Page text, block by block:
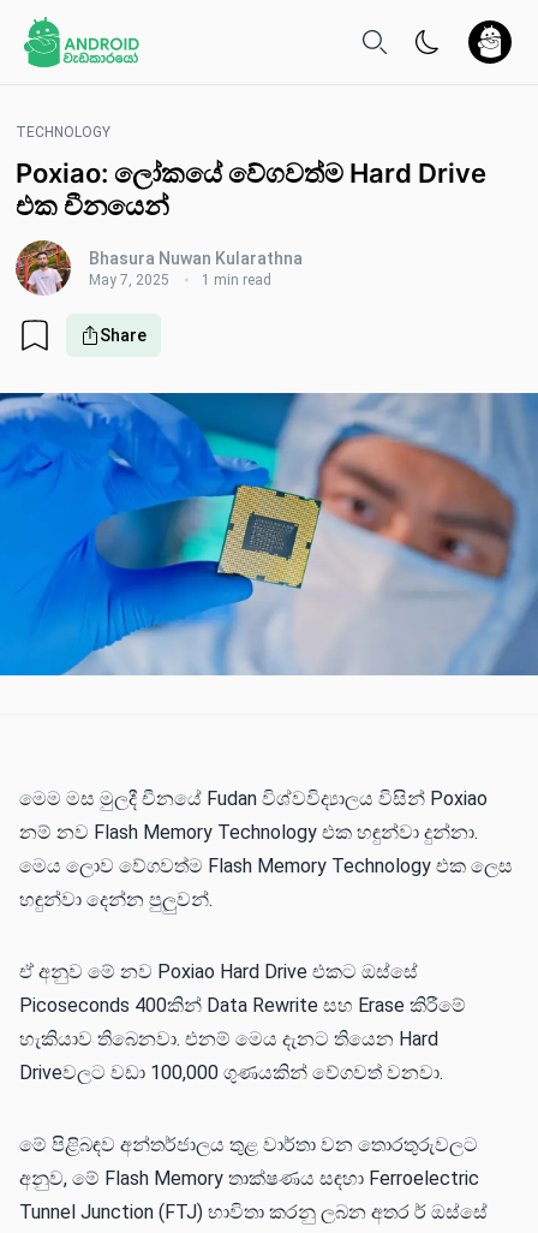
TECHNOLOGY
Poxiao: ලෝකයේ වේගවත්ම Hard Drive
එක චීනයෙන්
Bhasura Nuwan Kularathna
May 7, 2025 1 min read
Share
මෙම මස මුලදී චීනයේ Fudan විශ්වවිද්‍යාලය විසින් Poxiao
නම් නව Flash Memory Technology එක හඳුන්වා දුන්නා.
මෙය ලොව වේගවත්ම Flash Memory Technology එක ලෙස
හඳුන්වා දෙන්න පුලුවන්.
ඒ අනුව මේ නව Poxiao Hard Drive එකට ඔස්සේ
Picoseconds 400කින් Data Rewrite සහ Erase කිරීමේ
හැකියාව තිබෙනවා. එනම් මෙය දැනට තියෙන Hard
Driveවලට වඩා 100,000 ගුණයකින් වේගවත් වනවා.
මේ පිළිබඳව අන්තර්ජාලය තුළ වාර්තා වන තොරතුරුවලට
අනුව, මේ Flash Memory තාක්ෂණය සඳහා Ferroelectric
Tunnel Junction (FTJ) භාවිතා කරනු ලබන අතර ර් ඔස්සේ